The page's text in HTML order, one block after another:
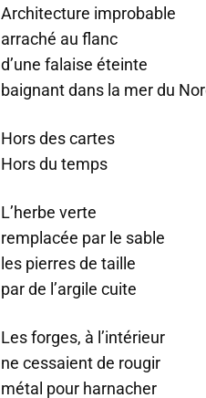
Architecture improbable
arraché au flanc
d’une falaise éteinte
baignant dans la mer du
Hors des cartes
Hors du temps
L’herbe verte
remplacée par le sable
les pierres de taille
par de l’argile cuite
Les forges, à l’intérieur
ne cessaient de rougir
métal pour harnacher